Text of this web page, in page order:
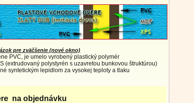
pre zväčšenie (nové okno)
PVC, je umelo vyrobený plastický polymér
(extrudovaný polystyrén s uzavretou bunkovou štruktúrou)
syntetickým lepidlom za vysokej teploty a tlaku
na objednávku